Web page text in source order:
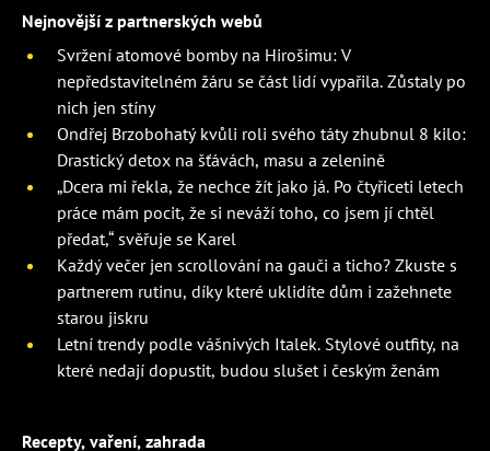
Nejnovější z partnerských webů
Svržení atomové bomby na Hirošimu: V
nepředstavitelném žáru se část lidí vypařila. Zůstaly po
nich jen stíny
Ondřej Brzobohatý kvůli roli svého táty zhubnul 8 kilo:
Drastický detox na šťávách, masu a zelenině
„Dcera mi řekla, že nechce žít jako já. Po čtyřiceti letech
práce mám pocit, že si neváží toho, co jsem jí chtěl
předat,“ svěřuje se Karel
Každý večer jen scrollování na gauči a ticho? Zkuste s
partnerem rutinu, díky které uklidíte dům i zažehnete
starou jiskru
Letní trendy podle vášnivých Italek. Stylové outfity, na
které nedají dopustit, budou slušet i českým ženám
Recepty, vaření, zahrada